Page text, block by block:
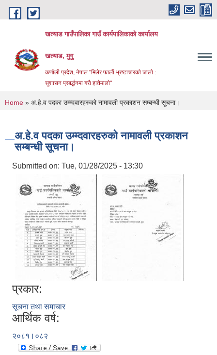
Skip to main content
खत्याड गाउँपालिका गाउँ कार्यपालिकाकाे कार्यालय
खत्याड, मुगु
कर्णाली प्रदेश, नेपाल "मिलेर फालाैं भ्रष्टाचारकाे जालाे :
सुशासन प्रबर्द्धनमा गराै‌ हातेमालाे"
You are here
Home » अ.हे.व पदका उम्म्दवारहरुको नामावली प्रकाशन सम्बन्धी सूचना।
अ.हे.व पदका उम्म्दवारहरुको नामावली प्रकाशन
सम्बन्धी सूचना।
Submitted on: Tue, 01/28/2025 - 13:30
प्रकार:
सूचना तथा समाचार
आर्थिक वर्ष:
२०८१।०८२